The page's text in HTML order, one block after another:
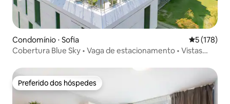
Condomínio ⋅ Sofia 5 de uma
5 (178)
Cobertura Blue Sky • Vaga de estacionamento • Vistas
Preferido dos hóspedes
Preferido dos hóspedes